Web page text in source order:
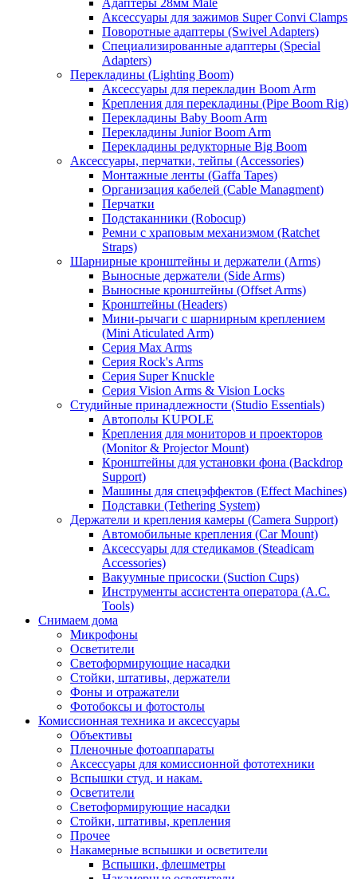
Адаптеры 28мм Male
Аксессуары для зажимов Super Convi Clamps
Поворотные адаптеры (Swivel Adapters)
Специализированные адаптеры (Special
Adapters)
Перекладины (Lighting Boom)
Аксессуары для перекладин Boom Arm
Крепления для перекладины (Pipe Boom Rig)
Перекладины Baby Boom Arm
Перекладины Junior Boom Arm
Перекладины редукторные Big Boom
Аксессуары, перчатки, тейпы (Accessories)
Монтажные ленты (Gaffa Tapes)
Организация кабелей (Cable Managment)
Перчатки
Подстаканники (Robocup)
Ремни с храповым механизмом (Ratchet
Straps)
Шарнирные кронштейны и держатели (Arms)
Выносные держатели (Side Arms)
Выносные кронштейны (Offset Arms)
Кронштейны (Headers)
Мини-рычаги с шарнирным креплением
(Mini Aticulated Arm)
Серия Max Arms
Серия Rock's Arms
Серия Super Knuckle
Серия Vision Arms & Vision Locks
Студийные принадлежности (Studio Essentials)
Автополы KUPOLE
Крепления для мониторов и проекторов
(Monitor & Projector Mount)
Кронштейны для установки фона (Backdrop
Support)
Машины для спецэффектов (Effect Machines)
Подставки (Tethering System)
Держатели и крепления камеры (Camera Support)
Автомобильные крепления (Car Mount)
Аксессуары для стедикамов (Steadicam
Accessories)
Вакуумные присоски (Suction Cups)
Инструменты ассистента оператора (A.C.
Tools)
Снимаем дома
Микрофоны
Осветители
Светоформирующие насадки
Стойки, штативы, держатели
Фоны и отражатели
Фотобоксы и фотостолы
Комиссионная техника и аксессуары
Объективы
Пленочные фотоаппараты
Аксессуары для комиссионной фототехники
Вспышки студ. и накам.
Осветители
Светоформирующие насадки
Стойки, штативы, крепления
Прочее
Накамерные вспышки и осветители
Вспышки, флешметры